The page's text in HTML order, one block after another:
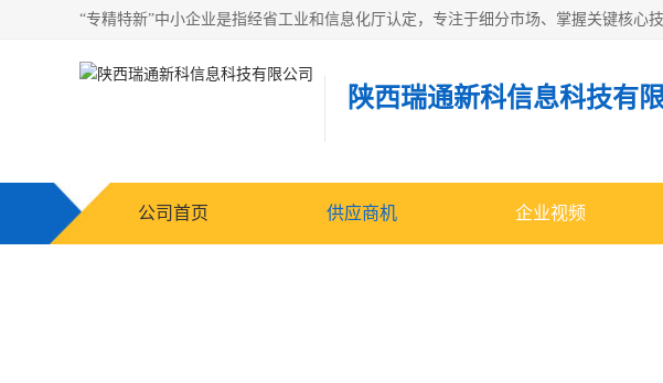
陕西瑞通新科信息科技有
公司首页 供应商机 企业视频